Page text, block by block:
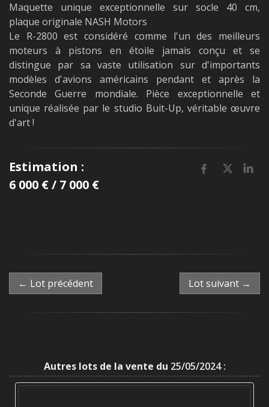
Maquette unique exceptionnelle sur socle 40 cm,
plaque originale NASH Motors
Le R-2800 est considéré comme l'un des meilleurs
moteurs à pistons en étoile jamais conçu et se
distingue par sa vaste utilisation sur d'importants
modèles d'avions américains pendant et après la
Seconde Guerre mondiale. Pièce exceptionnelle et
unique réalisée par le studio Buit-Up, véritable œuvre
d'art !
Estimation :
6 000 € / 7 000 €
← Lot précédent Lot suivant →
Autres lots de la vente du 25/05/2024 :